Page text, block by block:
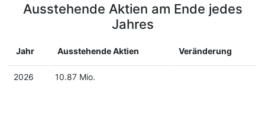
Ausstehende Aktien am Ende jedes
Jahres
Jahr Ausstehende Aktien Veränderung
2026 10.87 Mio.